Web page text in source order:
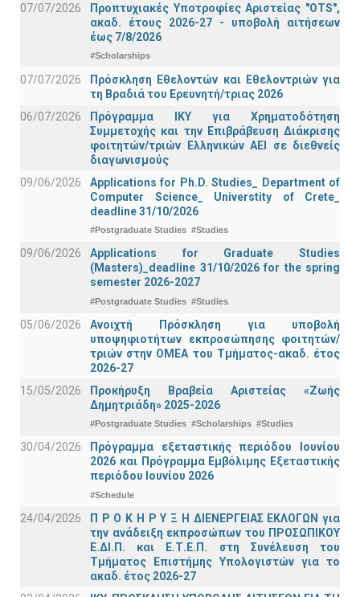
07/07/2026
Προπτυχιακές Υποτροφίες Αριστείας "OTS",
ακαδ. έτους 2026-27 - υποβολή αιτήσεων
έως 7/8/2026
#Scholarships
07/07/2026
Πρόσκληση Εθελοντών και Εθελοντριών για
τη Βραδιά του Ερευνητή/τριας 2026
06/07/2026
Πρόγραμμα ΙΚΥ για Χρηματοδότηση
Συμμετοχής και την Επιβράβευση Διάκρισης
φοιτητών/τριών Ελληνικών ΑΕΙ σε διεθνείς
διαγωνισμούς
09/06/2026
Applications for Ph.D. Studies_ Department of
Computer Science_ Universtity of Crete_
deadline 31/10/2026
#Postgraduate Studies #Studies
09/06/2026
Applications for Graduate Studies
(Masters)_deadline 31/10/2026 for the spring
semester 2026-2027
#Postgraduate Studies #Studies
05/06/2026
Ανοιχτή Πρόσκληση για υποβολή
υποψηφιοτήτων εκπροσώπησης φοιτητών/
τριών στην ΟΜΕΑ του Τμήματος-ακαδ. έτος
2026-27
15/05/2026
Προκήρυξη Βραβεία Αριστείας «Ζωής
Δημητριάδη» 2025-2026
#Postgraduate Studies #Scholarships #Studies
30/04/2026
Πρόγραμμα εξεταστικής περιόδου Ιουνίου
2026 και Πρόγραμμα Εμβόλιμης Εξεταστικής
περιόδου Ιουνίου 2026
#Schedule
24/04/2026
Π Ρ Ο Κ Η Ρ Υ Ξ Η ΔΙΕΝΕΡΓΕΙΑΣ ΕΚΛΟΓΩΝ για
την ανάδειξη εκπροσώπων του ΠΡΟΣΩΠΙΚΟΥ
Ε.ΔΙ.Π. και Ε.Τ.Ε.Π. στη Συνέλευση του
Τμήματος Επιστήμης Υπολογιστών για το
ακαδ. έτος 2026-27